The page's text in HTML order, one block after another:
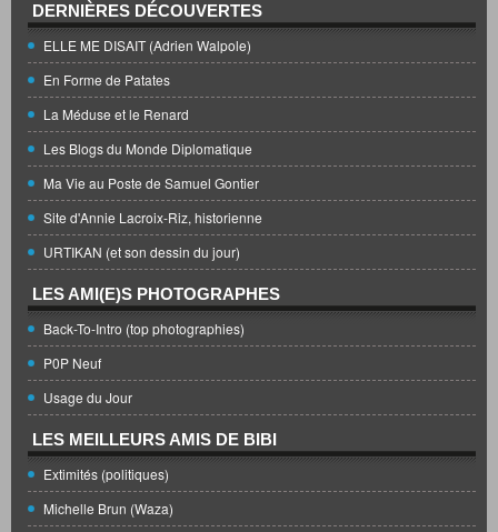
DERNIÈRES DÉCOUVERTES
ELLE ME DISAIT (Adrien Walpole)
En Forme de Patates
La Méduse et le Renard
Les Blogs du Monde Diplomatique
Ma Vie au Poste de Samuel Gontier
Site d'Annie Lacroix-Riz, historienne
URTIKAN (et son dessin du jour)
LES AMI(E)S PHOTOGRAPHES
Back-To-Intro (top photographies)
P0P Neuf
Usage du Jour
LES MEILLEURS AMIS DE BIBI
Extimités (politiques)
Michelle Brun (Waza)